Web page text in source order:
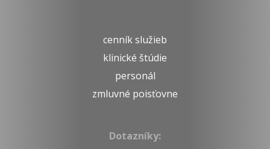
cenník služieb
klinické štúdie
personál
zmluvné poisťovne
Dotazníky: